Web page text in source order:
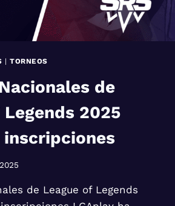
| TORNEOS
de
2025
inscripciones
de League of Legends